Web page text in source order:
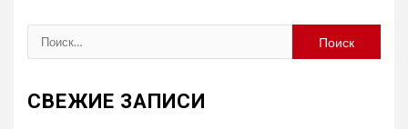
Найти:
СВЕЖИЕ ЗАПИСИ